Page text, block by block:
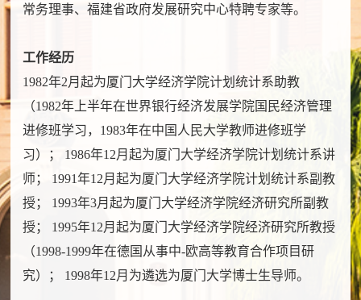
常务理事、福建省政府发展研究中心特聘专家等。
工作经历
1982年2月起为厦门大学经济学院计划统计系助教
（1982年上半年在世界银行经济发展学院国民经济管理
进修班学习，1983年在中国人民大学教师进修班学
习）； 1986年12月起为厦门大学经济学院计划统计系讲
师； 1991年12月起为厦门大学经济学院计划统计系副教
授； 1993年3月起为厦门大学经济学院经济研究所副教
授； 1995年12月起为厦门大学经济学院经济研究所教授
（1998-1999年在德国从事中-欧高等教育合作项目研
究）； 1998年12月为遴选为厦门大学博士生导师。